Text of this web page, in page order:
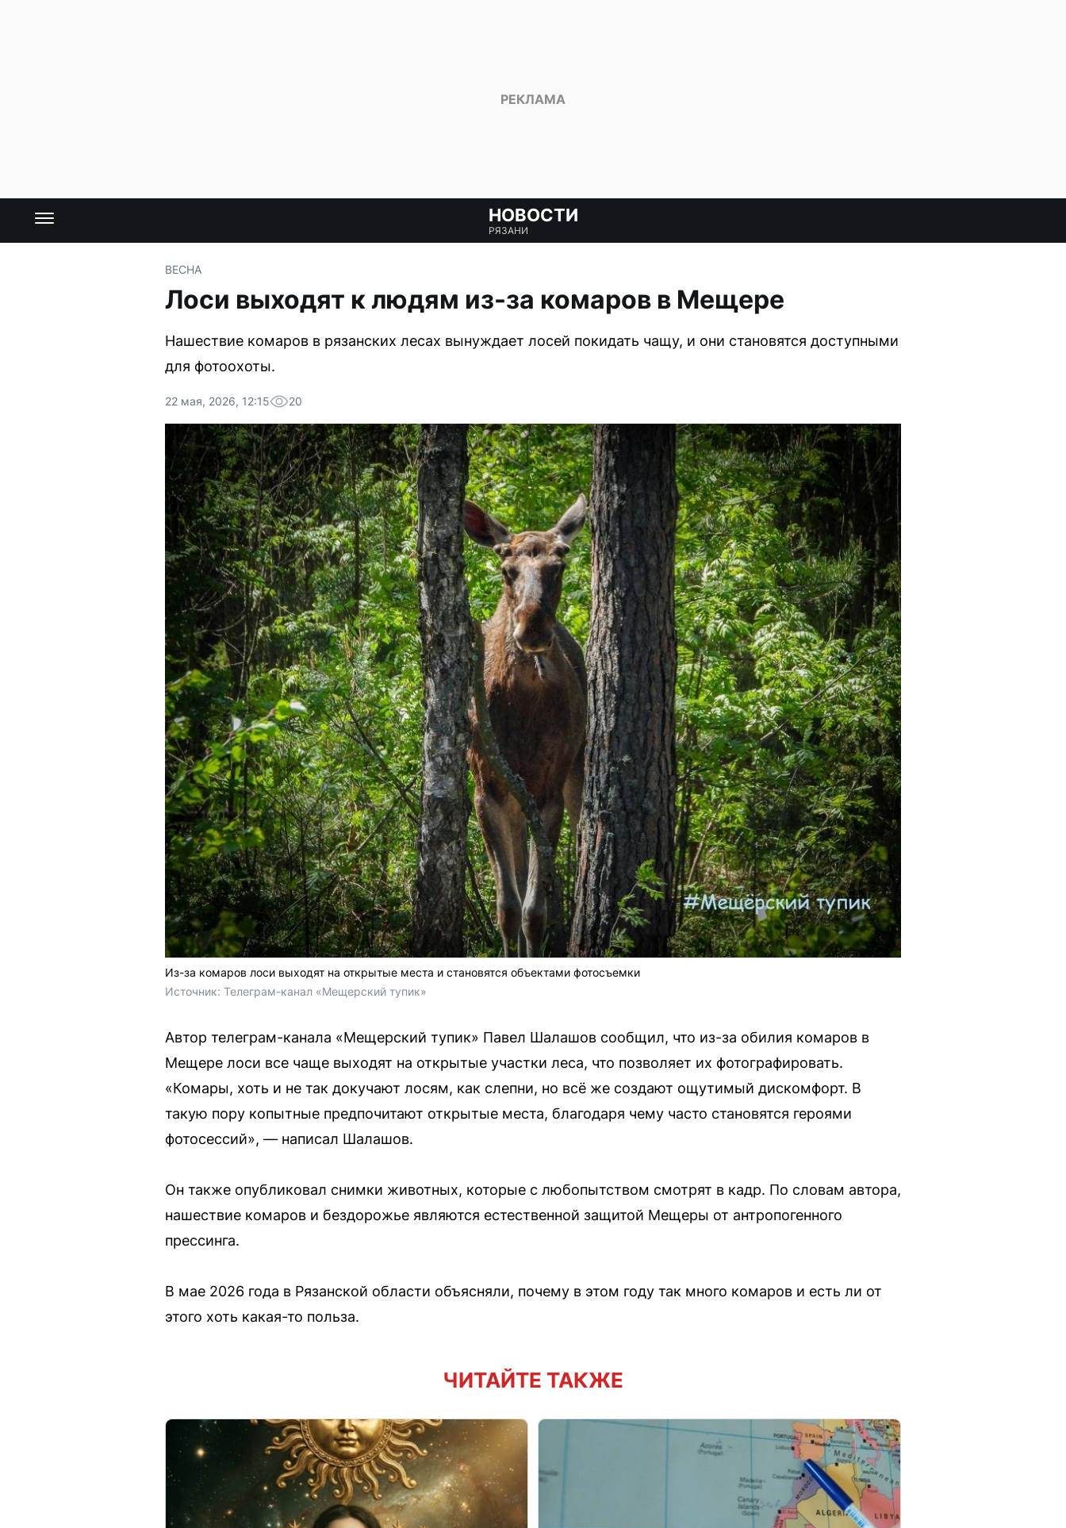
НОВОСТИ
РЯЗАНИ
ВЕСНА
Лоси выходят к людям из-за комаров в Мещере
Нашествие комаров в рязанских лесах вынуждает лосей покидать чащу, и они становятся доступными
для фотоохоты.
22 мая, 2026, 12:15 20
Из-за комаров лоси выходят на открытые места и становятся объектами фотосъемки
Источник: Телеграм-канал «Мещерский тупик»
Автор телеграм-канала «Мещерский тупик» Павел Шалашов сообщил, что из-за обилия комаров в
Мещере лоси все чаще выходят на открытые участки леса, что позволяет их фотографировать.
«Комары, хоть и не так докучают лосям, как слепни, но всё же создают ощутимый дискомфорт. В
такую пору копытные предпочитают открытые места, благодаря чему часто становятся героями
фотосессий», — написал Шалашов.
Он также опубликовал снимки животных, которые с любопытством смотрят в кадр. По словам автора,
нашествие комаров и бездорожье являются естественной защитой Мещеры от антропогенного
прессинга.
В мае 2026 года в Рязанской области объясняли, почему в этом году так много комаров и есть ли от
этого хоть какая-то польза.
ЧИТАЙТЕ ТАКЖЕ